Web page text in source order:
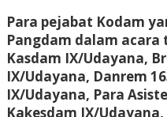
Para pejabat Kodam
Pangdam dalam
Kasdam IX/Udayana,
IX/Udayana, Danrem
IX/Udayana, Para
Kakesdam IX/